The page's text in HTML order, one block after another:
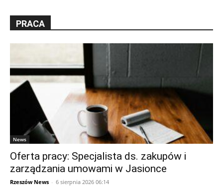
PRACA
News
Oferta pracy: Specjalista ds. zakupów i
zarządzania umowami w Jasionce
Rzeszów News - 6 sierpnia 2026 06:14